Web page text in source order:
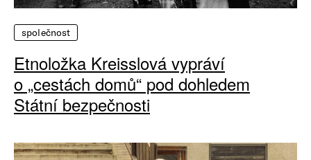
společnost
Etnoložka Kreisslová vypráví
o „cestách domů“ pod dohledem
Státní bezpečnosti